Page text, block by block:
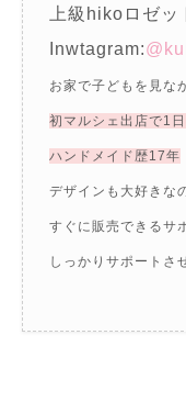
上級hikoロゼ
Inwtagram:
お家で子どもを見な
初マルシェ出店で1
ハンドメイド歴17年
デザインも大好きな
すぐに販売できるサ
しっかりサポートさ